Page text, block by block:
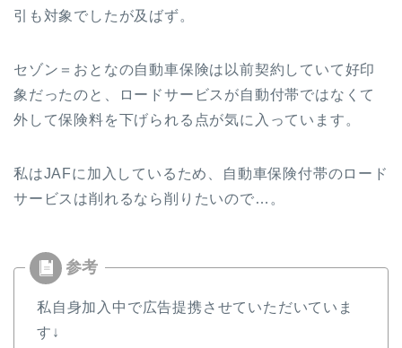
引も対象でしたが及ばず。
セゾン＝おとなの自動車保険は以前契約していて好印
象だったのと、ロードサービスが自動付帯ではなくて
外して保険料を下げられる点が気に入っています。
私はJAFに加入しているため、自動車保険付帯のロード
サービスは削れるなら削りたいので…。
私自身加入中で広告提携させていただいていま
す↓